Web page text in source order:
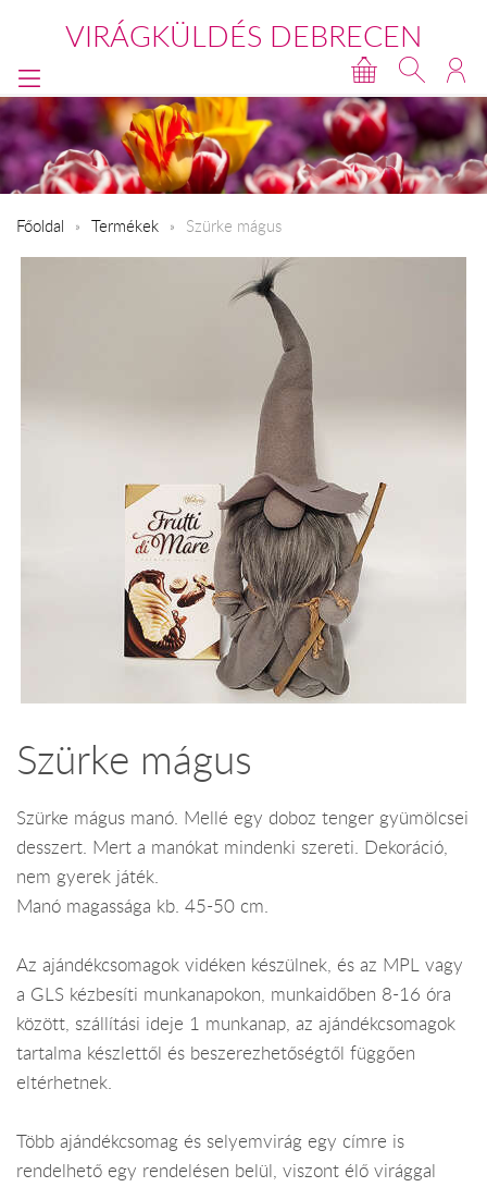
VIRÁGKÜLDÉS DEBRECEN
Főoldal Termékek Szürke mágus
Szürke mágus
Szürke mágus manó. Mellé egy doboz tenger gyümölcsei
desszert. Mert a manókat mindenki szereti. Dekoráció,
nem gyerek játék.
Manó magassága kb. 45-50 cm.
Az ajándékcsomagok vidéken készülnek, és az MPL vagy
a GLS kézbesíti munkanapokon, munkaidőben 8-16 óra
között, szállítási ideje 1 munkanap, az ajándékcsomagok
tartalma készlettől és beszerezhetőségtől függően
eltérhetnek.
Több ajándékcsomag és selyemvirág egy címre is
rendelhető egy rendelésen belül, viszont élő virággal